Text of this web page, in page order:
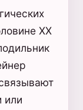
XX
или